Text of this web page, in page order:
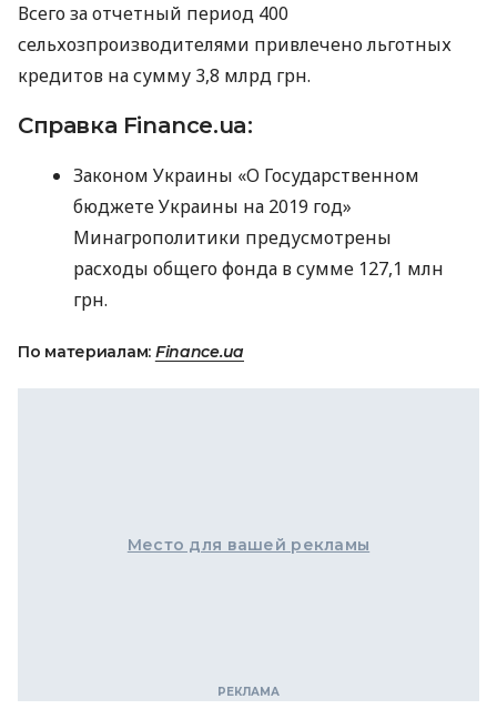
Всего за отчетный период 400
сельхозпроизводителями привлечено льготных
кредитов на сумму 3,8 млрд грн.
Справка Finance.ua:
Законом Украины «О Государственном
бюджете Украины на 2019 год»
Минагрополитики предусмотрены
расходы общего фонда в сумме 127,1 млн
грн.
По материалам: Finance.ua
Место для вашей рекламы